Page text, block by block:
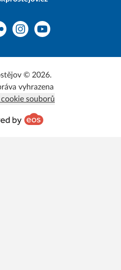
InstagramYouTube
© 2026.
vyhrazena
souborů